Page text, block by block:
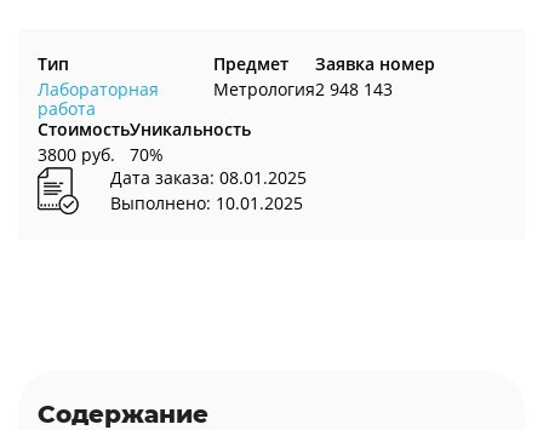
Тип
Лабораторная
работа
Предмет
Метрология
Заявка номер
2 948 143
Стоимость
3800 руб.
Уникальность
70%
Дата заказа: 08.01.2025
Выполнено: 10.01.2025
Содержание